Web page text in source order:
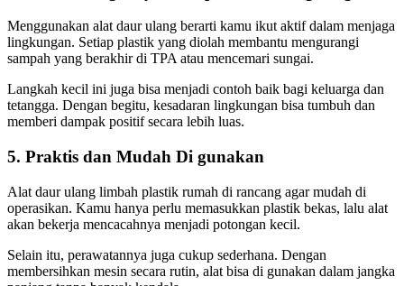
Menggunakan alat daur ulang berarti kamu ikut aktif dalam menjaga
lingkungan. Setiap plastik yang diolah membantu mengurangi
sampah yang berakhir di TPA atau mencemari sungai.
Langkah kecil ini juga bisa menjadi contoh baik bagi keluarga dan
tetangga. Dengan begitu, kesadaran lingkungan bisa tumbuh dan
memberi dampak positif secara lebih luas.
5. Praktis dan Mudah Di gunakan
Alat daur ulang limbah plastik rumah di rancang agar mudah di
operasikan. Kamu hanya perlu memasukkan plastik bekas, lalu alat
akan bekerja mencacahnya menjadi potongan kecil.
Selain itu, perawatannya juga cukup sederhana. Dengan
membersihkan mesin secara rutin, alat bisa di gunakan dalam jangka